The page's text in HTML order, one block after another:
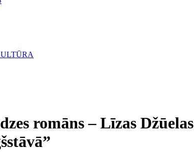
romāns – Līzas Džūelas